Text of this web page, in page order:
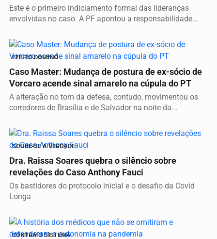
Este é o primeiro indiciamento formal das lideranças
envolvidas no caso. A PF apontou a responsabilidade...
EFEITO DOMINÓ
Caso Master: Mudança de postura de ex-sócio de
Vorcaro acende sinal amarelo na cúpula do PT
A alteração no tom da defesa, contudo, movimentou os
corredores de Brasília e de Salvador na noite da...
SOUBE-SE A VERDADE
Dra. Raissa Soares quebra o silêncio sobre
revelações do Caso Anthony Fauci
Os bastidores do protocolo inicial e o desafio da Covid
Longa
CONTRA O SISTEMA